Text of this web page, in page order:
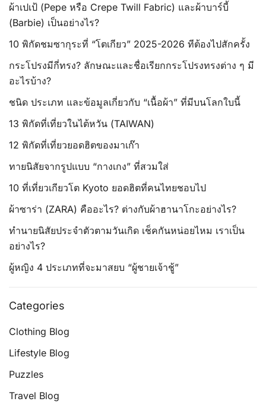
ผ้าเปเป้ (Pepe หรือ Crepe Twill Fabric) และผ้าบาร์บี้
(Barbie) เป็นอย่างไร?
10 พิกัดชมซากุระที่ “โตเกียว” 2025-2026 ทีต้องไปสักครั้ง
กระโปรงมีกี่ทรง? ลักษณะและชื่อเรียกกระโปรงทรงต่าง ๆ มี
อะไรบ้าง?
ชนิด ประเภท และข้อมูลเกี่ยวกับ “เนื้อผ้า” ที่มีบนโลกใบนี้
13 พิกัดที่เที่ยวในไต้หวัน (TAIWAN)
12 พิกัดที่เที่ยวยอดฮิตของมาเก๊า
ทายนิสัยจากรูปแบบ “กางเกง” ที่สวมใส่
10 ที่เที่ยวเกียวโต Kyoto ยอดฮิตที่คนไทยชอบไป
ผ้าซาร่า (ZARA) คืออะไร? ต่างกับผ้าฮานาโกะอย่างไร?
ทำนายนิสัยประจำตัวตามวันเกิด เช็คกันหน่อยไหม เราเป็น
อย่างไร?
ผู้หญิง 4 ประเภทที่จะมาสยบ “ผู้ชายเจ้าชู้”
Categories
Clothing Blog
Lifestyle Blog
Puzzles
Travel Blog